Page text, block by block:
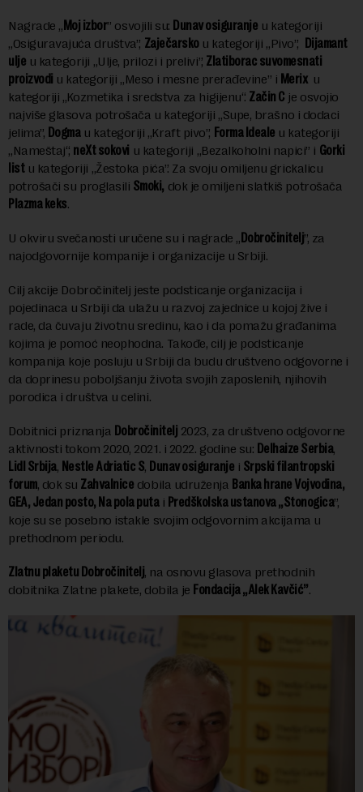
Nagrade „ Moj izbor” osvojili su: Dunav osiguranje u kategoriji
„Osiguravajuća društva”, Zaječarskou kategoriji „Pivo”, Dijamant
ulje u kategoriji „Ulje, prilozi i prelivi”, Zlatiborac suvomesnati
proizvodi u kategoriji „Meso i mesne prerađevine” i Merixu
kategoriji „Kozmetika i sredstva za higijenu“. Začin C je osvojio
najviše glasova potrošača u kategoriji „Supe, brašno i dodaci
jelima”, Dogmau kategoriji „Kraft pivo”, Forma Ideale u kategoriji
„Nameštaj“, neXt sokovi u kategoriji „Bezalkoholni napici” i Gorki
listu kategoriji „Žestoka pića”. Za svoju omiljenu grickalicu
potrošači su proglasili Smoki, dok je omiljeni slatkiš potrošača
Plazma keks.
U okviru svečanosti uručene su i nagrade „ Dobročinitelj”, za
najodgovornije kompanije i organizacije u Srbiji.
Cilj akcije Dobročinitelj jeste podsticanje organizacija i
pojedinaca u Srbiji da ulažu u razvoj zajednice u kojoj žive i
rade, da čuvaju životnu sredinu, kao i da pomažu građanima
kojima je pomoć neophodna. Takođe, cilj je podsticanje
kompanija koje posluju u Srbiji da budu društveno odgovorne i
da doprinesu poboljšanju života svojih zaposlenih, njihovih
porodica i društva u celini.
Dobitnici priznanja Dobročinitelj 2023, za društveno odgovorne
aktivnosti tokom 2020, 2021. i 2022. godine su: Delhaize Serbia,
Lidl Srbija, Nestle Adriatic S, Dunav osiguranje i Srpski filantropski
forum, dok su Zahvalnice dobila udruženja Banka hrane Vojvodina,
GEA, Jedan posto, Na pola putai Predškolska ustanova „Stonogica”,
koje su se posebno istakle svojim odgovornim akcijama u
prethodnom periodu.
Zlatnu plaketu Dobročinitelj, na osnovu glasova prethodnih
dobitnika Zlatne plakete, dobila je Fondacija „Alek Kavčić”.